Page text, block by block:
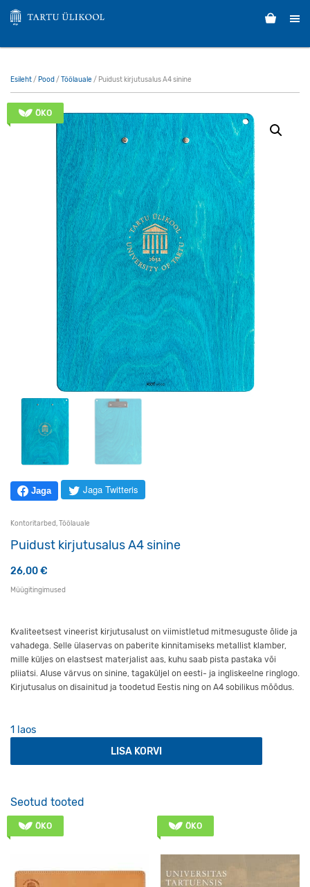
Esileht/ Pood / Töölauale / Puidust kirjutusalus A4 sinine
ÖKO
Jaga Jaga Twitteris
Kontoritarbed,Töölauale
Puidust kirjutusalus A4 sinine
26,00€
Müügitingimused
Kvaliteetsest vineerist kirjutusalust on viimistletud mitmesuguste õlide ja
vahadega. Selle ülaservas on paberite kinnitamiseks metallist klamber,
mille küljes on elastsest materjalist aas, kuhu saab pista pastaka või
pliiatsi. Aluse värvus on sinine, tagaküljel on eesti- ja ingliskeelne ringlogo.
Kirjutusalus on disainitud ja toodetud Eestis ning on A4 sobilikus mõõdus.
1 laos
Puidust kirjutusalus A4 sinine kogus
LISA KORVI
Seotud tooted
ÖKO ÖKO